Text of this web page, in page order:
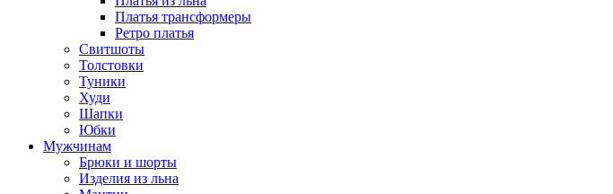
Платья трансформеры
Ретро платья
Свитшоты
Толстовки
Туники
Худи
Шапки
Юбки
Мужчинам
Брюки и шорты
Изделия из льна